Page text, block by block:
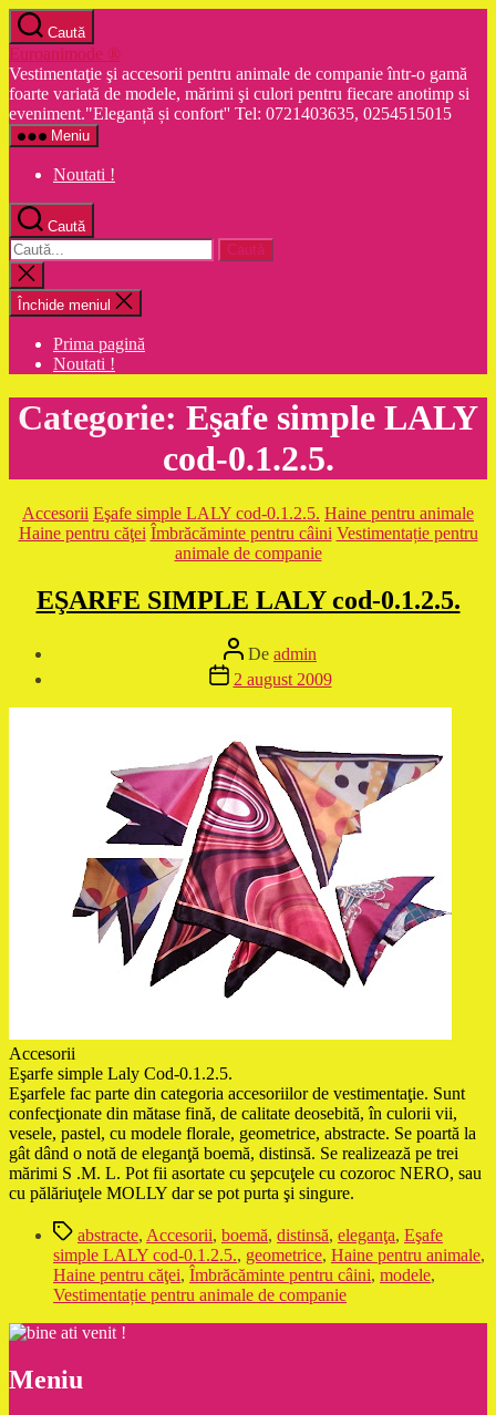
Sari
la
conținut
Caută
Euroanimode ®
Vestimentaţie şi accesorii pentru animale de companie într-o gamă
foarte variată de modele, mărimi şi culori pentru fiecare anotimp si
eveniment."Eleganță și confort'' Tel: 0721403635, 0254515015
Meniu
Noutati !
Caută
Caută
după:
Închide
căutarea
Închide meniul
Prima pagină
Noutati !
Categorie: Eşafe simple LALY
cod-0.1.2.5.
Categorii
Accesorii Eşafe simple LALY cod-0.1.2.5. Haine pentru animale
Haine pentru căţei Îmbrăcăminte pentru câini Vestimentație pentru
animale de companie
EŞARFE SIMPLE LALY cod-0.1.2.5.
Autor
articol
De admin
Dată
articol
2 august 2009
Accesorii
Eşarfe simple Laly Cod-0.1.2.5.
Eşarfele fac parte din categoria accesoriilor de vestimentaţie. Sunt
confecţionate din mătase fină, de calitate deosebită, în culorii vii,
vesele, pastel, cu modele florale, geometrice, abstracte. Se poartă la
gât dând o notă de eleganţă boemă, distinsă. Se realizează pe trei
mărimi S .M. L. Pot fii asortate cu şepcuţele cu cozoroc NERO, sau
cu pălăriuţele MOLLY dar se pot purta şi singure.
Etichete
abstracte, Accesorii, boemă, distinsă, eleganţa, Eşafe
simple LALY cod-0.1.2.5., geometrice, Haine pentru animale,
Haine pentru căţei, Îmbrăcăminte pentru câini, modele,
Vestimentație pentru animale de companie
Meniu